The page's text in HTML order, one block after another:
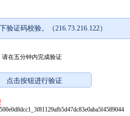
证码校验。（216.73.216.122）
请在五分钟内完成验证